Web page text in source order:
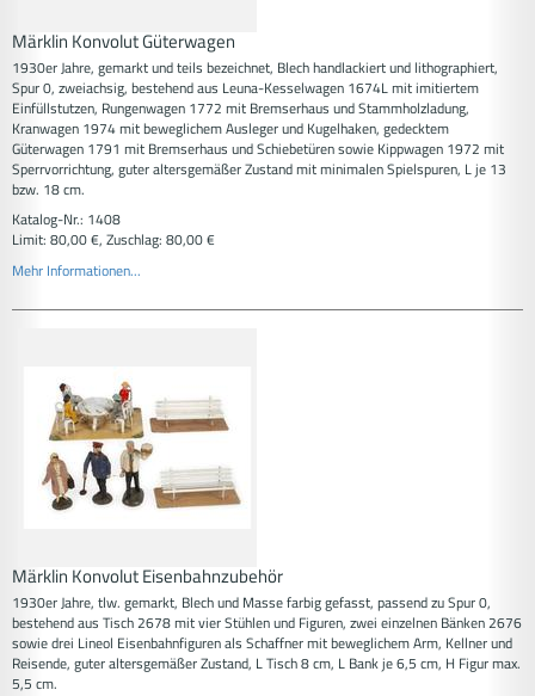
Märklin Konvolut Güterwagen
1930er Jahre, gemarkt und teils bezeichnet, Blech handlackiert und lithographiert,
Spur 0, zweiachsig, bestehend aus Leuna-Kesselwagen 1674L mit imitiertem
Einfüllstutzen, Rungenwagen 1772 mit Bremserhaus und Stammholzladung,
Kranwagen 1974 mit beweglichem Ausleger und Kugelhaken, gedecktem
Güterwagen 1791 mit Bremserhaus und Schiebetüren sowie Kippwagen 1972 mit
Sperrvorrichtung, guter altersgemäßer Zustand mit minimalen Spielspuren, L je 13
bzw. 18 cm.
Katalog-Nr.: 1408
Limit: 80,00 €, Zuschlag: 80,00 €
Mehr Informationen...
Märklin Konvolut Eisenbahnzubehör
1930er Jahre, tlw. gemarkt, Blech und Masse farbig gefasst, passend zu Spur 0,
bestehend aus Tisch 2678 mit vier Stühlen und Figuren, zwei einzelnen Bänken 2676
sowie drei Lineol Eisenbahnfiguren als Schaffner mit beweglichem Arm, Kellner und
Reisende, guter altersgemäßer Zustand, L Tisch 8 cm, L Bank je 6,5 cm, H Figur max.
5,5 cm.